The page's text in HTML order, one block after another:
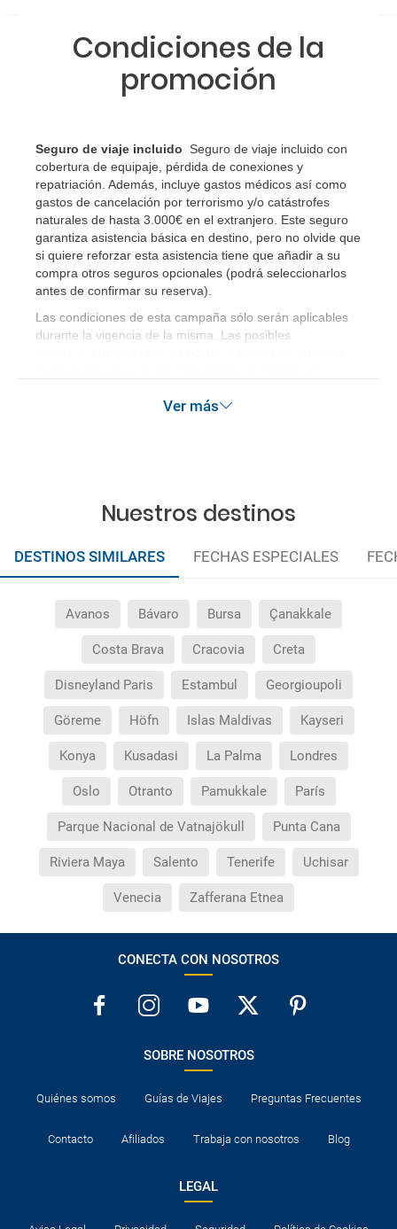
¿Cuáles son los impuestos de entrada y salida del
país si viajo a América?
al hotel o viceversa no ha aparecido?
¿Necesito visado para poder ir a ...?
¿Por qué me sale el precio de un niño igual que el
precio de un adulto?
¿Cuántas veces debo imprimir el bono de los
traslados?
Condiciones de la
promoción
Seguro de viaje incluido
Seguro de viaje incluido con
cobertura de equipaje, pérdida de conexiones y
repatriación. Además, incluye gastos médicos así como
gastos de cancelación por terrorismo y/o catástrofes
naturales de hasta 3.000€ en el extranjero. Este seguro
garantiza asistencia básica en destino, pero no olvide que
si quiere reforzar esta asistencia tiene que añadir a su
compra otros seguros opcionales (podrá seleccionarlos
antes de confirmar su reserva)
Las condiciones de esta campaña sólo serán aplicables
durante la vigencia de la misma. Las posibles
Ver más
Nuestros destinos
DESTINOS SIMILARES FECHAS ESPECIALES
Avanos Bávaro Bursa Çanakkale
Costa Brava Cracovia Creta
Disneyland Paris Estambul Georgioupoli
Göreme Höfn Islas Maldivas Kayseri
Konya Kusadasi La Palma Londres
Oslo Otranto Pamukkale París
Parque Nacional de Vatnajökull Punta Cana
Riviera Maya Salento Tenerife Uchisar
Venecia Zafferana Etnea
CONECTA CON NOSOTROS
SOBRE NOSOTROS
Quiénes somos Guías de Viajes Preguntas Frecuentes
Contacto Afiliados Trabaja con nosotros Blog
LEGAL